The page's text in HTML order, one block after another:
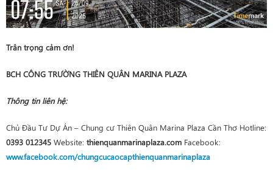
Trân trọng cảm ơn!
BCH CÔNG TRƯỜNG THIÊN QUÂN MARINA PLAZA
Thông tin liên hệ:
Chủ Đầu Tư Dự Án – Chung cư Thiên Quân Marina Plaza Cần Thơ Hotline:
0393 012345 Website: thienquanmarinaplaza.com Facebook:
www.facebook.com/chungcucaocapthienquanmarinaplaza